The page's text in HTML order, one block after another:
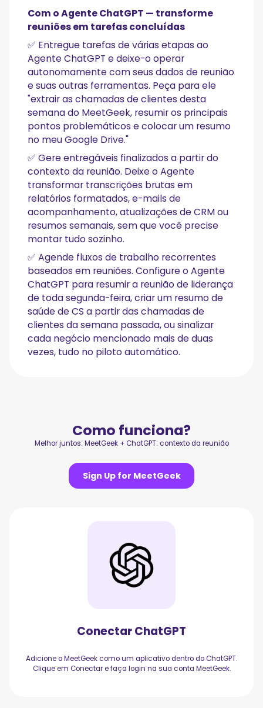
Com o Agente ChatGPT — transforme
reuniões em tarefas concluídas
✅ Entregue tarefas de várias etapas ao
Agente ChatGPT e deixe-o operar
autonomamente com seus dados de reunião
e suas outras ferramentas. Peça para ele
"extrair as chamadas de clientes desta
semana do MeetGeek, resumir os principais
pontos problemáticos e colocar um resumo
no meu Google Drive."
✅ Gere entregáveis finalizados a partir do
contexto da reunião. Deixe o Agente
transformar transcrições brutas em
relatórios formatados, e-mails de
acompanhamento, atualizações de CRM ou
resumos semanais, sem que você precise
montar tudo sozinho.
✅ Agende fluxos de trabalho recorrentes
baseados em reuniões. Configure o Agente
ChatGPT para resumir a reunião de liderança
de toda segunda-feira, criar um resumo de
saúde de CS a partir das chamadas de
clientes da semana passada, ou sinalizar
cada negócio mencionado mais de duas
vezes, tudo no piloto automático.
Como funciona?
Melhor juntos: MeetGeek + ChatGPT: contexto da reunião
Sign Up for MeetGeek
Conectar ChatGPT
Adicione o MeetGeek como um aplicativo dentro do ChatGPT.
Clique em Conectar e faça login na sua conta MeetGeek.